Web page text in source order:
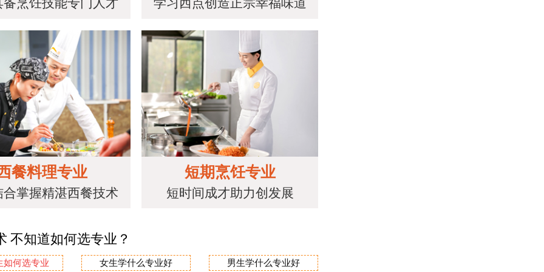
餐料理专业
合掌握精湛西餐技术
短期烹饪专业
短时间成才助力创发展
不知道如何选专业？
如何选专业 女生学什么专业好 男生学什么专业好